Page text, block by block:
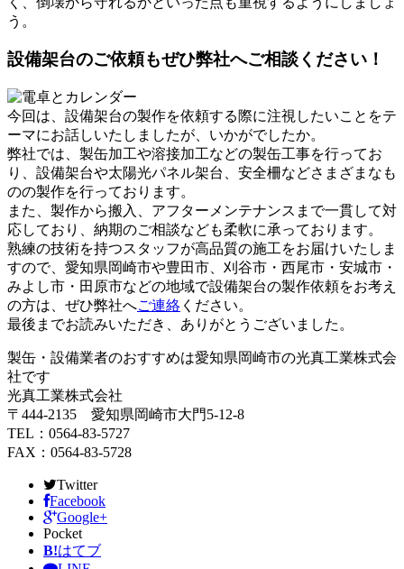
う。
設備架台のご依頼もぜひ弊社へご相談ください！
今回は、設備架台の製作を依頼する際に注視したいことをテ
ーマにお話しいたしましたが、いかがでしたか。
弊社では、製缶加工や溶接加工などの製缶工事を行ってお
り、設備架台や太陽光パネル架台、安全柵などさまざまなも
のの製作を行っております。
また、製作から搬入、アフターメンテナンスまで一貫して対
応しており、納期のご相談なども柔軟に承っております。
熟練の技術を持つスタッフが高品質の施工をお届けいたしま
すので、愛知県岡崎市や豊田市、刈谷市・西尾市・安城市・
みよし市・田原市などの地域で設備架台の製作依頼をお考え
の方は、ぜひ弊社へご連絡 ください。
最後までお読みいただき、ありがとうございました。
製缶・設備業者のおすすめは愛知県岡崎市の光真工業株式会
社です
光真工業株式会社
〒444-2135 愛知県岡崎市大門5-12-8
TEL：0564-83-5727
FAX：0564-83-5728
Twitter
Facebook
Google+
Pocket
B!はてブ